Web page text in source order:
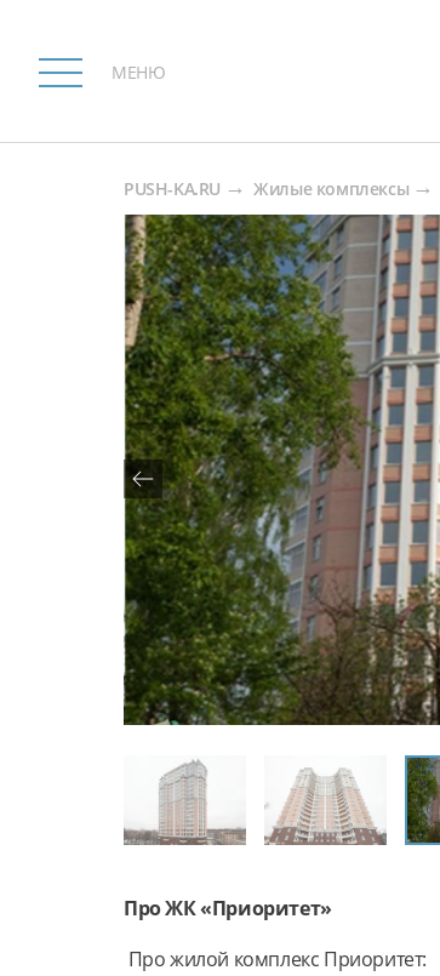
МЕНЮ
PUSH-KA.RU Жилые комплексы
Про ЖК «Приоритет»